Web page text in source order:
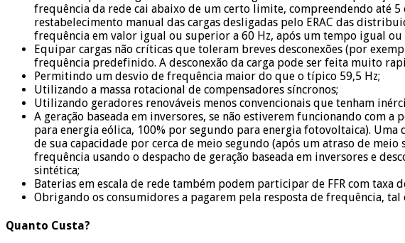
frequência da rede cai abaixo de um certo limite, compreendendo até
restabelecimento manual das cargas desligadas pelo ERAC das
frequência em valor igual ou superior a 60 Hz, após um tempo igual
Equipar cargas não críticas que toleram breves desconexões (por
frequência predefinido. A desconexão da carga pode ser feita muito
Permitindo um desvio de frequência maior do que o típico 59,5 Hz;
Utilizando a massa rotacional de compensadores síncronos;
Utilizando geradores renováveis ​​menos convencionais que tenham
A geração baseada em inversores, se não estiverem funcionando com
para energia eólica, 100% por segundo para energia fotovoltaica).
de sua capacidade por cerca de meio segundo (após um atraso de
frequência usando o despacho de geração baseada em inversores e
sintética;
Baterias em escala de rede também podem participar de FFR com taxa
Obrigando os consumidores a pagarem pela resposta de frequência,
Quanto Custa?